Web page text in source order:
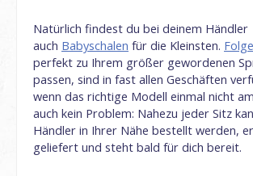
Natürlich findest du bei deinem Händler
auch Babyschalen für die Kleinsten.
perfekt zu Ihrem größer gewordenen
passen, sind in fast allen Geschäften
wenn das richtige Modell einmal nicht
auch kein Problem: Nahezu jeder Sitz
Händler in Ihrer Nähe bestellt werden,
geliefert und steht bald für dich bereit.